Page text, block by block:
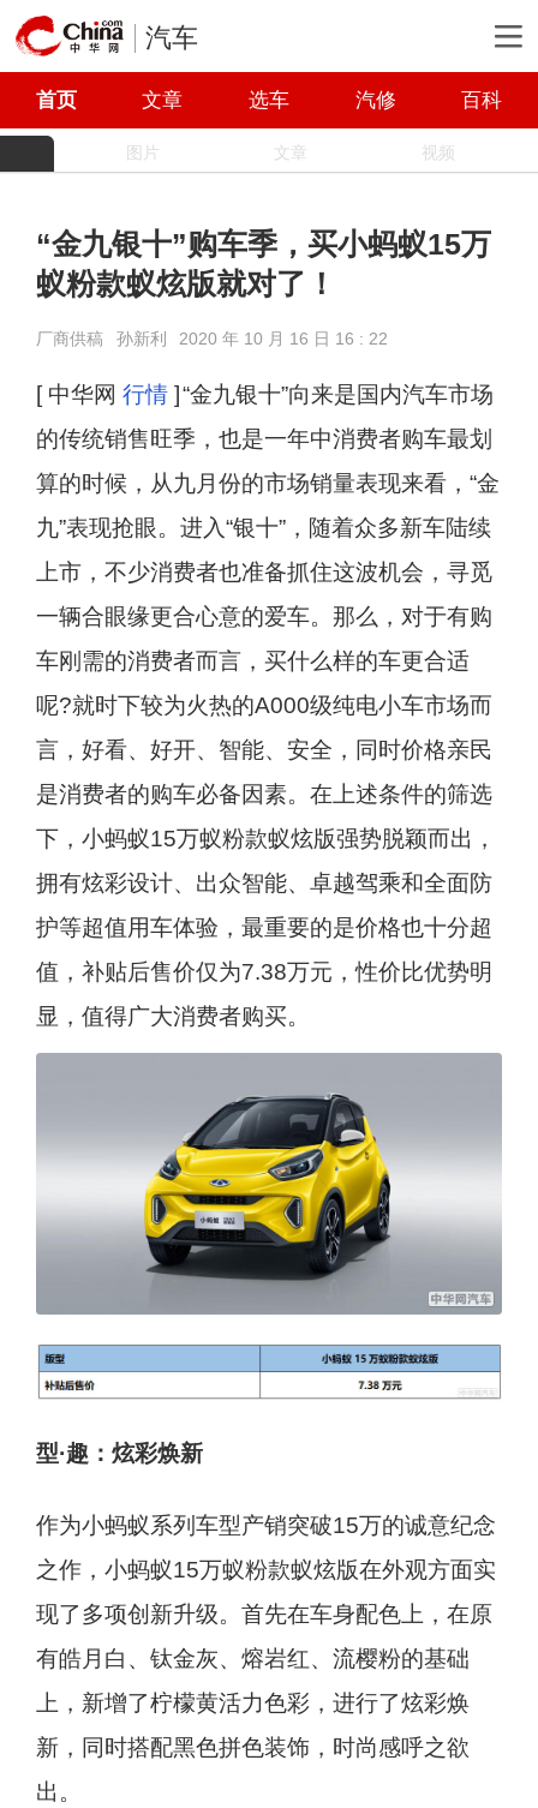
汽车
首页 文章 选车 汽修 百科
图片 文章 视频
“金九银十”购车季，买小蚂蚁15万
蚁粉款蚁炫版就对了！
厂商供稿 孙新利 2020 年 10 月 16 日 16 : 22
[ 中华网 行情] “金九银十”向来是国内汽车市场
的传统销售旺季，也是一年中消费者购车最划
算的时候，从九月份的市场销量表现来看，“金
九”表现抢眼。进入“银十”，随着众多新车陆续
上市，不少消费者也准备抓住这波机会，寻觅
一辆合眼缘更合心意的爱车。那么，对于有购
车刚需的消费者而言，买什么样的车更合适
呢?就时下较为火热的A000级纯电小车市场而
言，好看、好开、智能、安全，同时价格亲民
是消费者的购车必备因素。在上述条件的筛选
下，小蚂蚁15万蚁粉款蚁炫版强势脱颖而出，
拥有炫彩设计、出众智能、卓越驾乘和全面防
护等超值用车体验，最重要的是价格也十分超
值，补贴后售价仅为7.38万元，性价比优势明
显，值得广大消费者购买。
型·趣：炫彩焕新
作为小蚂蚁系列车型产销突破15万的诚意纪念
之作，小蚂蚁15万蚁粉款蚁炫版在外观方面实
现了多项创新升级。首先在车身配色上，在原
有皓月白、钛金灰、熔岩红、流樱粉的基础
上，新增了柠檬黄活力色彩，进行了炫彩焕
新，同时搭配黑色拼色装饰，时尚感呼之欲
出。